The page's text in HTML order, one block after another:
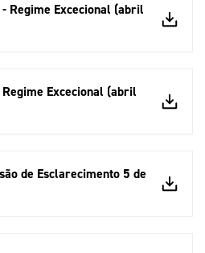
Regime Excecional (abril
Excecional (abril
de Esclarecimento 5 de